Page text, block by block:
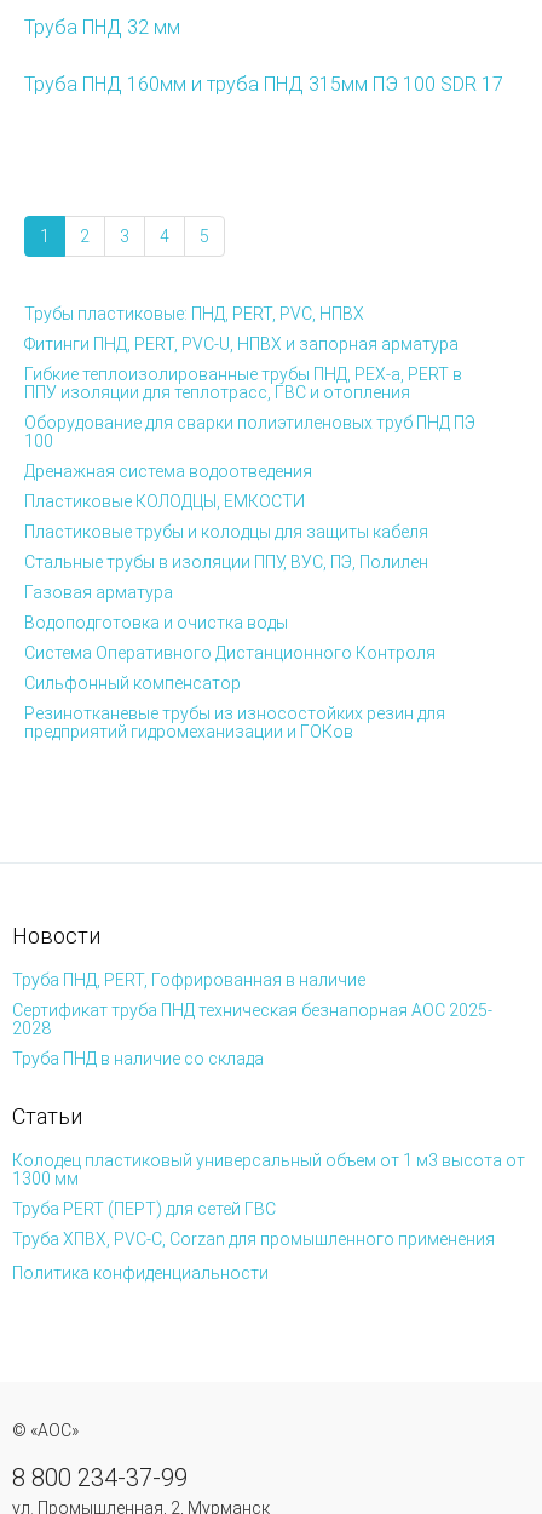
Труба ПНД 32 мм
Труба ПНД 160мм и труба ПНД 315мм ПЭ 100 SDR 17
1 2 3 4 5
Трубы пластиковые: ПНД, PERT, PVC, НПВХ
Фитинги ПНД, PERT, PVC-U, НПВХ и запорная арматура
Гибкие теплоизолированные трубы ПНД, PEX-а, PERT в
ППУ изоляции для теплотрасс, ГВС и отопления
Оборудование для сварки полиэтиленовых труб ПНД ПЭ
100
Дренажная система водоотведения
Пластиковые КОЛОДЦЫ, ЕМКОСТИ
Пластиковые трубы и колодцы для защиты кабеля
Стальные трубы в изоляции ППУ, ВУС, ПЭ, Полилен
Газовая арматура
Водоподготовка и очистка воды
Система Оперативного Дистанционного Контроля
Сильфонный компенсатор
Резинотканевые трубы из износостойких резин для
предприятий гидромеханизации и ГОКов
Новости
Труба ПНД, PERT, Гофрированная в наличие
Сертификат труба ПНД техническая безнапорная АОС 2025-
2028
Труба ПНД в наличие со склада
Статьи
Колодец пластиковый универсальный объем от 1 м3 высота от
1300 мм
Труба PERT (ПЕРТ) для сетей ГВС
Труба ХПВХ, PVC-C, Corzan для промышленного применения
Политика конфиденциальности
© «АОС»
8 800 234-37-99
ул. Промышленная, 2, Мурманск